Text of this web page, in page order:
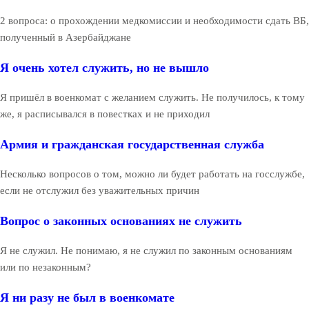
2 вопроса: о прохождении медкомиссии и необходимости сдать ВБ,
полученный в Азербайджане
Я очень хотел служить, но не вышло
Я пришёл в военкомат с желанием служить. Не получилось, к тому
же, я расписывался в повестках и не приходил
Армия и гражданская государственная служба
Несколько вопросов о том, можно ли будет работать на госслужбе,
если не отслужил без уважительных причин
Вопрос о законных основаниях не служить
Я не служил. Не понимаю, я не служил по законным основаниям
или по незаконным?
Я ни разу не был в военкомате